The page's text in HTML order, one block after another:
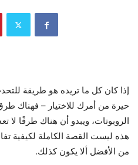
حيرة من أمرك للاختيار – فهناك
الروبوتات، ويبدو أن هناك طرقًا
هذه ليست القصة الكاملة لكيفية
من الأفضل ألا يكون كذلك.